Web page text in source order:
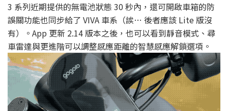
3 系列近期提供的無電池狀態 30 秒內，還可開啟車箱的防
誤關功能也同步給了 VIVA 車系（誒… 後者應該 Lite 版沒
有）。App 更新 2.14 版本之後，也可以看到靜音模式、尋
車雷達與更進階可以調整感應距離的智慧感應解鎖選項。